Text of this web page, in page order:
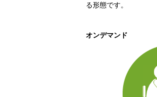
る形態です。
オンデマンド